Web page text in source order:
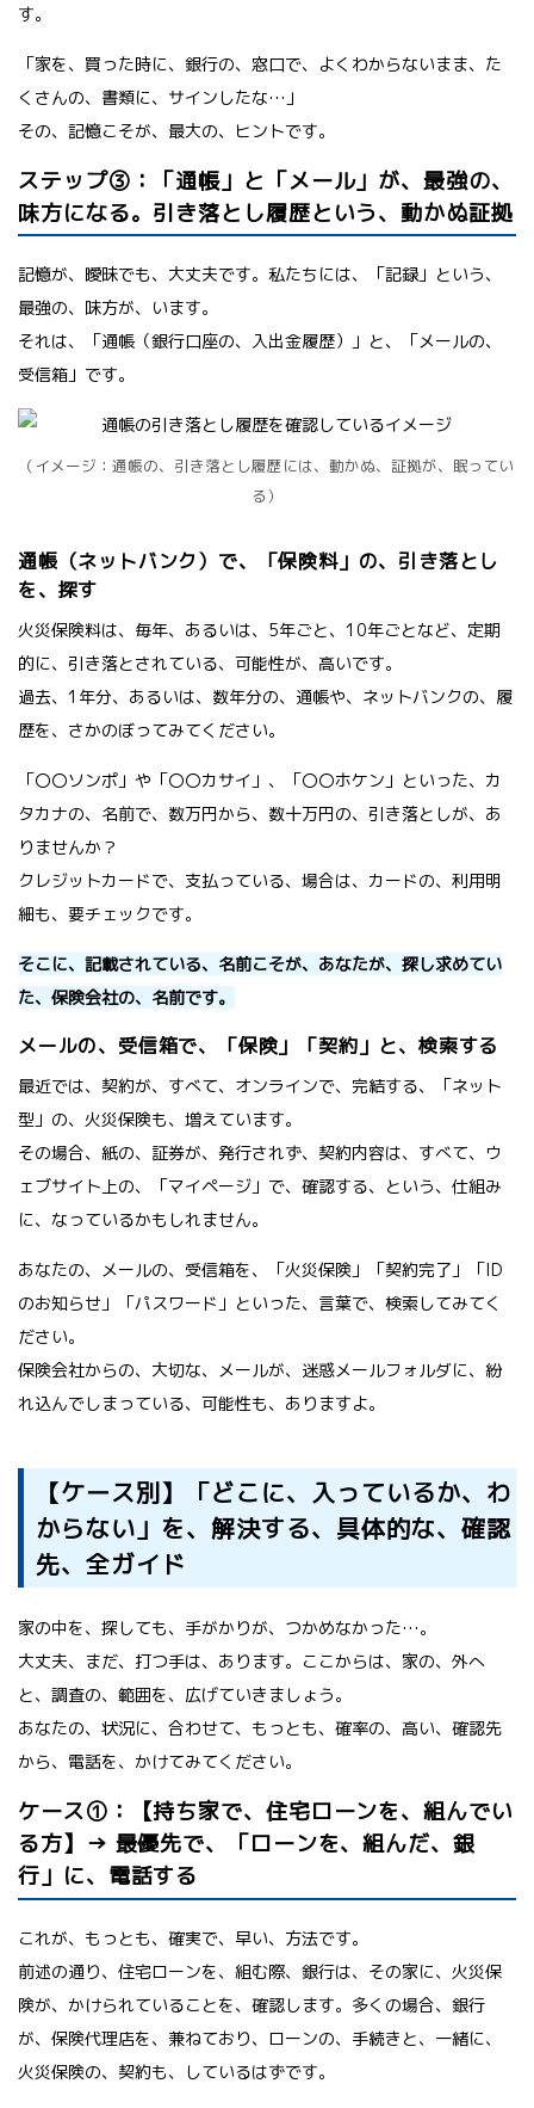
す。
「家を、買った時に、銀行の、窓口で、よくわからないまま、た
くさんの、書類に、サインしたな…」
その、記憶こそが、最大の、ヒントです。
ステップ③：「通帳」と「メール」が、最強の、
味方になる。引き落とし履歴という、動かぬ証拠
記憶が、曖昧でも、大丈夫です。私たちには、「記録」という、
最強の、味方が、います。
それは、「通帳（銀行口座の、入出金履歴）」と、「メールの、
受信箱」です。
（イメージ：通帳の、引き落とし履歴には、動かぬ、証拠が、眠ってい
る）
通帳（ネットバンク）で、「保険料」の、引き落とし
を、探す
火災保険料は、毎年、あるいは、5年ごと、10年ごとなど、定期
的に、引き落とされている、可能性が、高いです。
過去、1年分、あるいは、数年分の、通帳や、ネットバンクの、履
歴を、さかのぼってみてください。
「〇〇ソンポ」や「〇〇カサイ」、「〇〇ホケン」といった、カ
タカナの、名前で、数万円から、数十万円の、引き落としが、あ
りませんか？
クレジットカードで、支払っている、場合は、カードの、利用明
細も、要チェックです。
そこに、記載されている、名前こそが、あなたが、探し求めてい
た、保険会社の、名前です。
メールの、受信箱で、「保険」「契約」と、検索する
最近では、契約が、すべて、オンラインで、完結する、「ネット
型」の、火災保険も、増えています。
その場合、紙の、証券が、発行されず、契約内容は、すべて、ウ
ェブサイト上の、「マイページ」で、確認する、という、仕組み
に、なっているかもしれません。
あなたの、メールの、受信箱を、「火災保険」「契約完了」「ID
のお知らせ」「パスワード」といった、言葉で、検索してみてく
ださい。
保険会社からの、大切な、メールが、迷惑メールフォルダに、紛
れ込んでしまっている、可能性も、ありますよ。
【ケース別】「どこに、入っているか、わ
からない」を、解決する、具体的な、確認
先、全ガイド
家の中を、探しても、手がかりが、つかめなかった…。
大丈夫、まだ、打つ手は、あります。ここからは、家の、外へ
と、調査の、範囲を、広げていきましょう。
あなたの、状況に、合わせて、もっとも、確率の、高い、確認先
から、電話を、かけてみてください。
ケース①：【持ち家で、住宅ローンを、組んでい
る方】→ 最優先で、「ローンを、組んだ、銀
行」に、電話する
これが、もっとも、確実で、早い、方法です。
前述の通り、住宅ローンを、組む際、銀行は、その家に、火災保
険が、かけられていることを、確認します。多くの場合、銀行
が、保険代理店を、兼ねており、ローンの、手続きと、一緒に、
火災保険の、契約も、しているはずです。